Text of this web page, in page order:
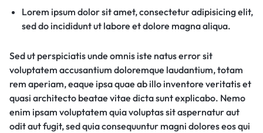
Lorem ipsum dolor sit amet, consectetur adipisicing elit,
sed do incididunt ut labore et dolore magna aliqua.
Sed ut perspiciatis unde omnis iste natus error sit
voluptatem accusantium doloremque laudantium, totam
rem aperiam, eaque ipsa quae ab illo inventore veritatis et
quasi architecto beatae vitae dicta sunt explicabo. Nemo
enim ipsam voluptatem quia voluptas sit aspernatur aut
odit aut fugit, sed quia consequuntur magni dolores eos qui